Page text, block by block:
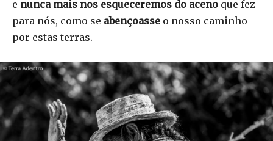
e nunca mais nos esqueceremos do aceno que fez
para nós, como se abençoasse o nosso caminho
por estas terras.